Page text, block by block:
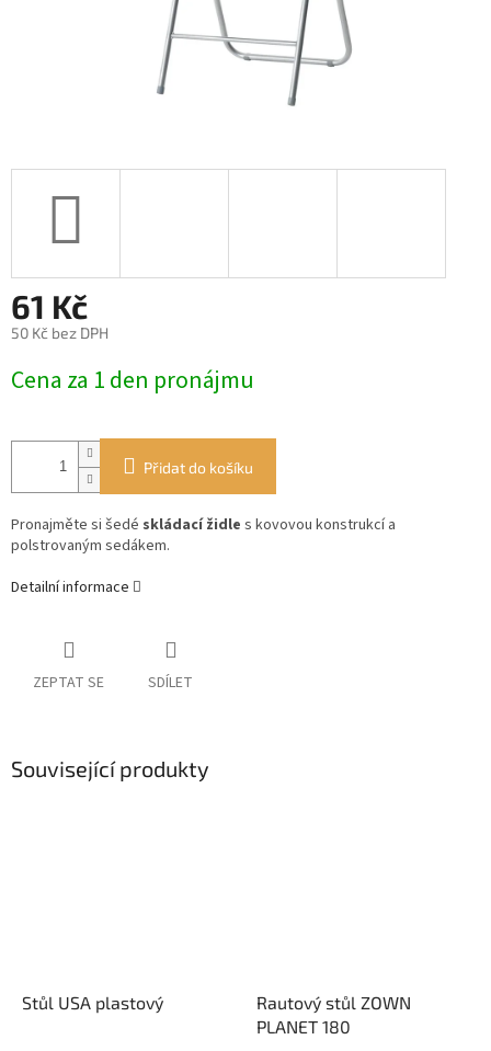
61 Kč
50 Kč bez DPH
cena:
Cena za 1 den pronájmu
Přidat do košíku
Pronajměte si šedé skládací židle s kovovou konstrukcí a
polstrovaným sedákem.
Detailní informace
ZEPTAT SE SDÍLET
Související produkty
Stůl USA plastový
Rautový stůl ZOWN
PLANET 180